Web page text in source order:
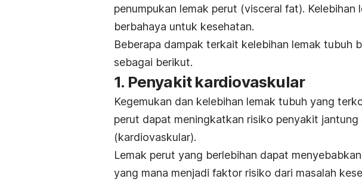
penumpukan lemak perut (visceral fat). Kelebihan
berbahaya untuk kesehatan.
Beberapa dampak terkait kelebihan lemak tubuh
sebagai berikut.
1. Penyakit kardiovaskular
Kegemukan dan kelebihan lemak tubuh yang
perut dapat meningkatkan risiko penyakit jantung
(kardiovaskular).
Lemak perut yang berlebihan dapat
yang mana menjadi faktor risiko dari masalah